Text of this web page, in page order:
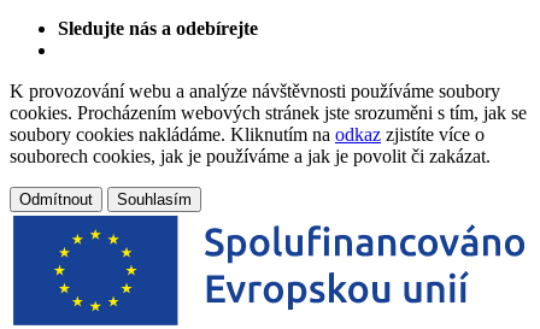
Sledujte nás a odebírejte
K provozování webu a analýze návštěvnosti používáme soubory
cookies. Procházením webových stránek jste srozuměni s tím, jak se
soubory cookies nakládáme. Kliknutím na odkaz zjistíte více o
souborech cookies, jak je používáme a jak je povolit či zakázat.
Odmítnout Souhlasím